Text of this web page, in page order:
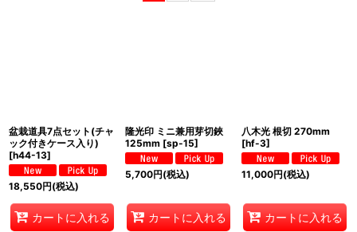
盆栽道具7点セット(チャ
ック付きケース入り)
[h44-13]
18,550円(税込)
カートに入れる
隆光印 ミニ兼用芽切鋏
125mm [sp-15]
5,700円(税込)
カートに入れる
八木光 根切 270mm
[hf-3]
11,000円(税込)
カートに入れる